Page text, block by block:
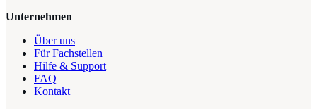
Unternehmen
Über uns
Für Fachstellen
Hilfe & Support
FAQ
Kontakt